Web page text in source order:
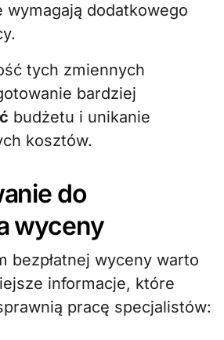
wymagają dodatkowego
tych zmiennych
bardziej
budżetu i unikanie
kosztów.
do
wyceny
bezpłatnej wyceny warto
informacje, które
pracę specjalistów: